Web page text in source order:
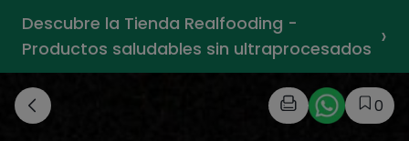
Descubre la Tienda Realfooding -
Productos saludables sin ultraprocesados ›
0